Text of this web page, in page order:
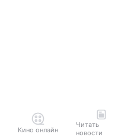
Кино онлайн
Читать
новости